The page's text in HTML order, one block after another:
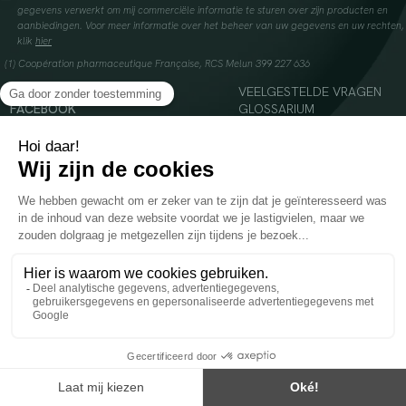
gegevens verwerkt om mij commerciële informatie te sturen over zijn producten en
aanbiedingen. Voor meer informatie over het beheer van uw gegevens en uw rechten,
klik hier
(1) Coopération pharmaceutique Française, RCS Melun 399 227 636
INSTAGRAM
FACEBOOK
YOUTUBE
VEELGESTELDE VRAGEN
GLOSSARIUM
© 2024 Oenobiol Paris
Voedingssupplement dat moet worden geconsumeerd als onderdeel van een gevarieerde,
overschrijden. Enkel voor volwassenen, buiten het bereik van kinderen houden.